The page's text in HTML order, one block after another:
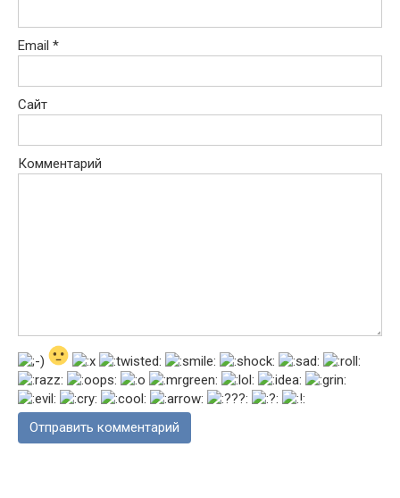
Email *
Сайт
Комментарий